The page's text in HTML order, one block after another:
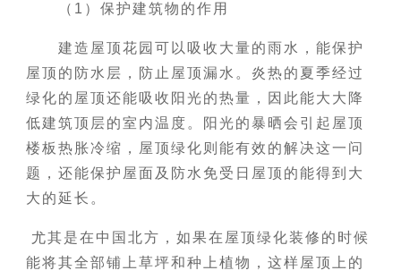
（1）保护建筑物的作用
建造屋顶花园可以吸收大量的雨水，能保护
屋顶的防水层，防止屋顶漏水。炎热的夏季经过
绿化的屋顶还能吸收阳光的热量，因此能大大降
低建筑顶层的室内温度。阳光的暴晒会引起屋顶
楼板热胀冷缩，屋顶绿化则能有效的解决这一问
题，还能保护屋面及防水免受日屋顶的能得到大
大的延长。
尤其是在中国北方，如果在屋顶绿化装修的时候
能将其全部铺上草坪和种上植物，这样屋顶上的